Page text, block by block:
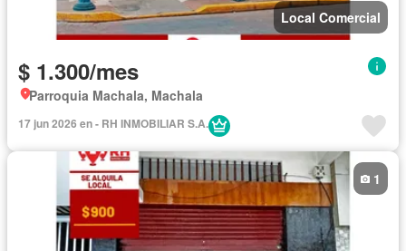
Local Comercial
$ 1.300/mes
Parroquia Machala, Machala
17 jun 2026 en - RH INMOBILIAR S.A.
1